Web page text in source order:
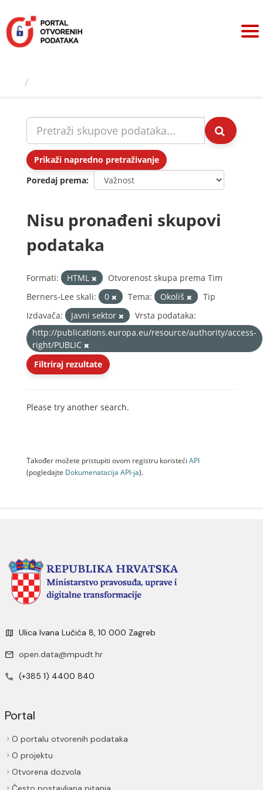
sadržaj
Prikaži napredno pretraživanje
Poredaj prema
Nisu pronađeni skupovi
podataka
Formati: HTML
Otvorenost skupa prema Tim
Berners-Lee skali:
0 Tema: Okoliš
Tip
Izdavača:
Javni sektor
Vrsta podataka:
http://publications.europa.eu/resource/authority/access-
right/PUBLIC
Filtriraj rezultate
Please try another search.
Također možete pristupiti ovom registru koristeći API
(pogledajte Dokumenаtаcijа API-jа).